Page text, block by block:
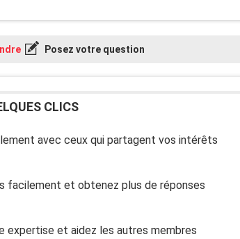
Posez votre question
CLICS
avec ceux qui partagent vos intérêts
facilement et obtenez plus de réponses
expertise et aidez les autres membres